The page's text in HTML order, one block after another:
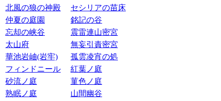
北風の狼の神殿
セシリアの苗床
仲夏の庭園
銘記の谷
忘却の峡谷
震雷連山密宮
太山府
無妄引責密宮
華池岩岫(岩牢)
孤雲凌宵の処
フィンドニール
紅葉ノ庭
砂流ノ庭
菫色ノ庭
熟眠ノ庭
山間幽谷